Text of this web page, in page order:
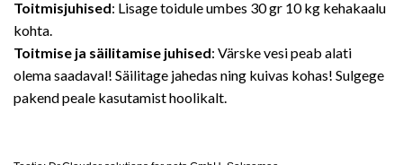
Toitmisjuhised: Lisage toidule umbes 30 gr 10 kg kehakaalu
kohta.
Toitmise ja säilitamise juhised: Värske vesi peab alati
olema saadaval! Säilitage jahedas ning kuivas kohas! Sulgege
pakend peale kasutamist hoolikalt.